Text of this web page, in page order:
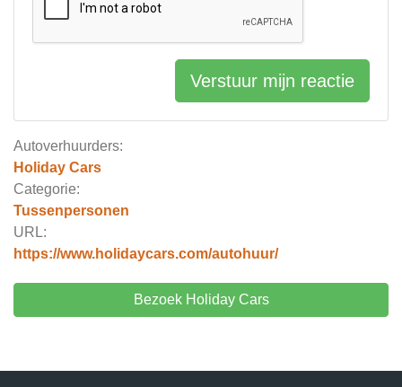
Autoverhuurders:
Holiday Cars
Categorie:
Tussenpersonen
URL:
https://www.holidaycars.com/autohuur/
Bezoek Holiday Cars
Verstuur mijn reactie